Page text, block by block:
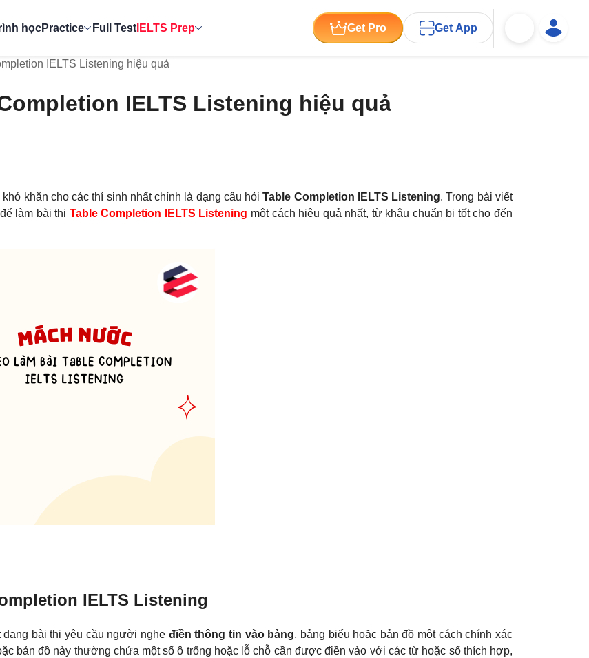
họcPractice Full Test IELTS Prep Get Pro Get App
IELTS Listening hiệu quả
IELTS Listening hiệu quả
khăn cho các thí sinh nhất chính là dạng câu hỏiTable Completion IELTS Listening. Trong bài viết
làm bài thi Table Completion IELTS Listening một cách hiệu quả nhất, từ khâu chuẩn bị tốt cho đến
IELTS Listening
dạng bài thi yêu cầu người nghe điền thông tin vào bảng, bảng biểu hoặc bản đồ một cách chính xác
bản đồ này thường chứa một số ô trống hoặc lỗ chỗ cần được điền vào với các từ hoặc số thích hợp,